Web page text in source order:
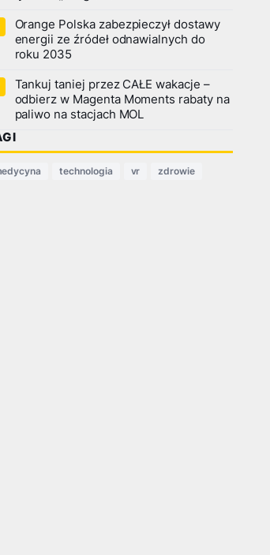
Orange Polska zabezpieczył dostawy
energii ze źródeł odnawialnych do
roku 2035
Tankuj taniej przez CAŁE wakacje –
odbierz w Magenta Moments rabaty na
paliwo na stacjach MOL
technologia vr zdrowie